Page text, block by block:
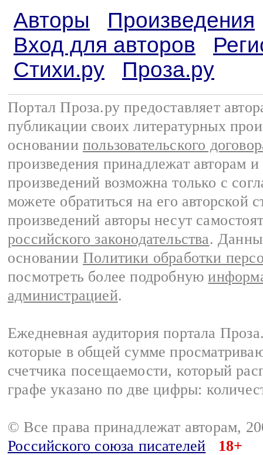
Авторы
Произведения
Вход для авторов
Стихи.ру
Проза.ру
Портал Проза.ру предоставляет
публикации своих литературных
основании пользовательского
произведения принадлежат авторам
произведений возможна только с
можете обратиться на его авторской
произведений авторы несут
российского законодательства.
основании Политики обработки
посмотреть более подробную
администрацией.
Ежедневная аудитория портала
которые в общей сумме
счетчика посещаемости, который
графе указано по две цифры:
© Все права принадлежат авторам,
Российского союза писателей
18+